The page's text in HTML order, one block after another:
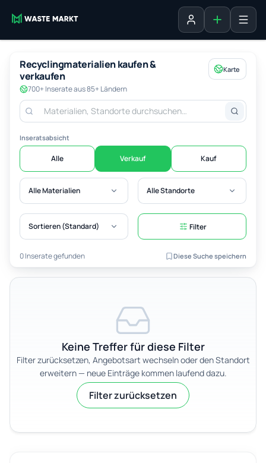
AnmeldenInserat
Recyclingmaterialien kaufen &
verkaufen
700+ Inserate aus 85+ Ländern
Karte
Inseratsabsicht
Alle Verkauf Kauf
Alle Materialien Alle Standorte
Sortieren (Standard) Filter
0 Inserate gefunden Diese Suche speichern
Keine Treffer für diese Filter
Filter zurücksetzen, Angebotsart wechseln oder den Standort
erweitern — neue Einträge kommen laufend dazu.
Filter zurücksetzen